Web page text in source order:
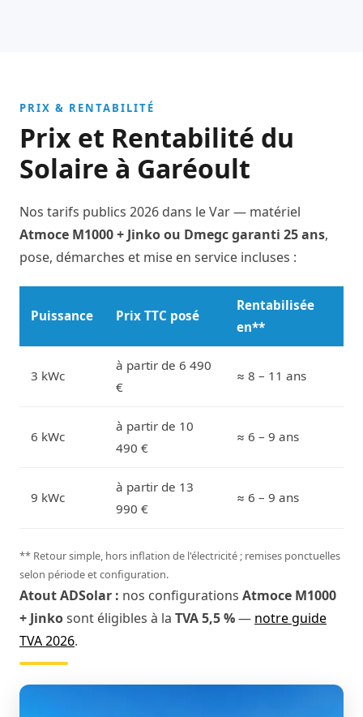
PRIX & RENTABILITÉ
Prix et Rentabilité du
Solaire à Garéoult
Nos tarifs publics 2026 dans le Var — matériel
Atmoce M1000 + Jinko ou Dmegc garanti 25 ans,
pose, démarches et mise en service incluses :
Puissance Prix TTC posé
Rentabilisée
en**
3 kWc
à partir de 6 490
€
≈ 8 – 11 ans
6 kWc
à partir de 10
490 €
≈ 6 – 9 ans
9 kWc
à partir de 13
990 €
≈ 6 – 9 ans
** Retour simple, hors inflation de l'électricité ; remises ponctuelles
selon période et configuration.
Atout ADSolar : nos configurations Atmoce M1000
+ Jinkosont éligibles à la TVA 5,5 %— notre guide
TVA 2026.